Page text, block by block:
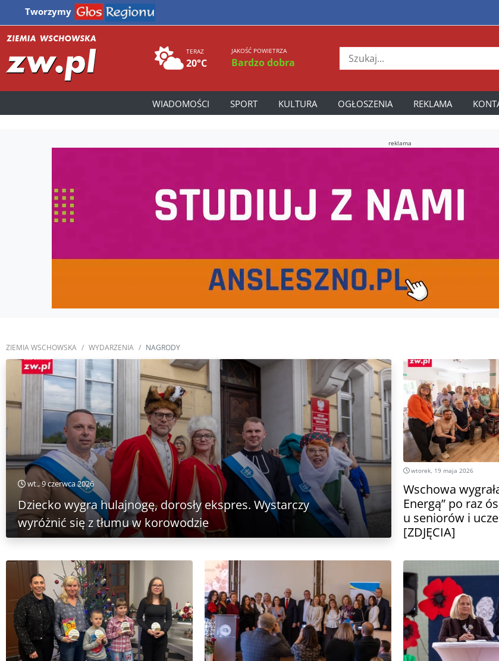
Tworzymy
TERAZ
20°C
JAKOŚĆ POWIETRZA
Bardzo dobra
WIADOMOŚCI SPORT KULTURA OGŁOSZENIA REKLAMA
reklama
ZIEMIA WSCHOWSKA WYDARZENIA NAGRODY
wt., 9 czerwca 2026
Dziecko wygra hulajnogę, dorosły ekspres. Wystarczy
wyróżnić się z tłumu w korowodzie
wtorek, 19 maja 2026
Wschowa
Energą” po raz
u seniorów i
[ZDJĘCIA]